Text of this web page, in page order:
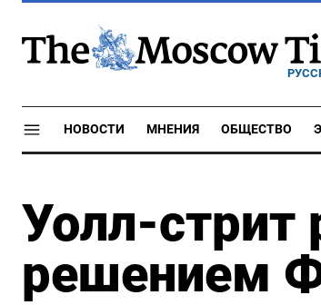
НОВОСТИ МНЕНИЯ ОБЩЕСТВО
Уолл-стрит
решением